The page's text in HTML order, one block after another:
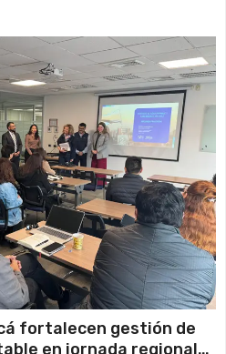
fortalecen gestión de
en jornada regional